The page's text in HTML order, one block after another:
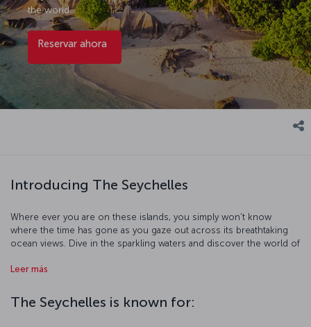
the world.
Reservar ahora
Introducing The Seychelles
Where ever you are on these islands, you simply won't know
where the time has gone as you gaze out across its breathtaking
ocean views. Dive in the sparkling waters and discover the world of
volcanic rock, or just take in one of the most incredible sunsets
seafood the islands are so famous for in their stunning natural
surroundings is just another of the countless unforgettable
Leer más
The Seychelles is known for: